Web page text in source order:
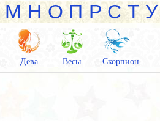
М Н О П Р С Т У
Дева Весы Скорпион